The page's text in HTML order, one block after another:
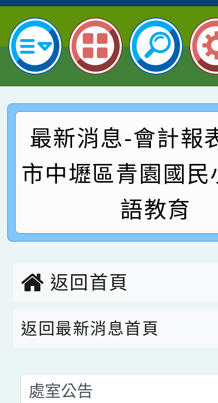
名
倩參加桃園市科展 國
名 指導老師王老師、
賀！本校四年二班張O
園市英語競賽國小朗讀
指導老師林老師
賀！本校參加桃園市中
賽 劉文瑛教師榮獲教
賀！本校參與2026世
創客第三名。
賽 洪綺君教師榮獲社
名
賀！本校阿巴斯O蜜、
倩參加桃園市科展 國
名 指導老師王老師、
賀！本校四年二班張O
園市英語競賽國小朗讀
指導老師林老師
賀！本校參加桃園市中
賽 劉文瑛教師榮獲教
臺灣台語-第二名
賀！本校參與2026世
市賽榮獲科學小創客佳
最新消息-會計報
市中壢區青園國
語教育
返回首頁
返回最新消息首頁